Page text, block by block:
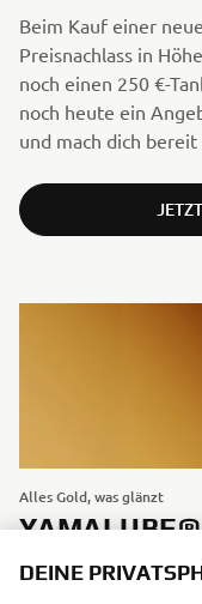
Beim Kauf einer
Preisnachlass in
noch einen 250 €-
noch heute ein
und mach dich
Alles Gold, was glänzt
YAMALUBE®
Entdecke unser
DEINE